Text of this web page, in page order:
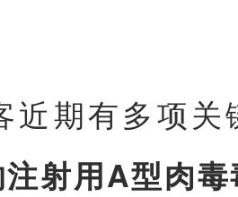
近期有多项关
射用A型肉